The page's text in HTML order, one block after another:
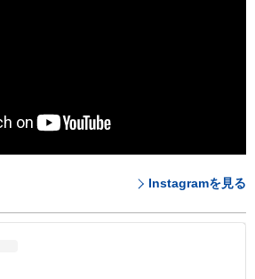
Instagramを見る